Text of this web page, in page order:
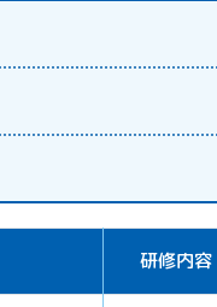
研修内容